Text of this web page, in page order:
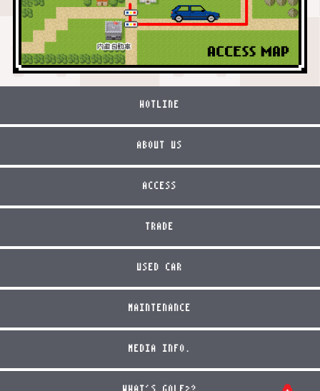
HOTLINE
ABOUT US
ACCESS
TRADE
USED CAR
MAINTENANCE
MEDIA INFO.